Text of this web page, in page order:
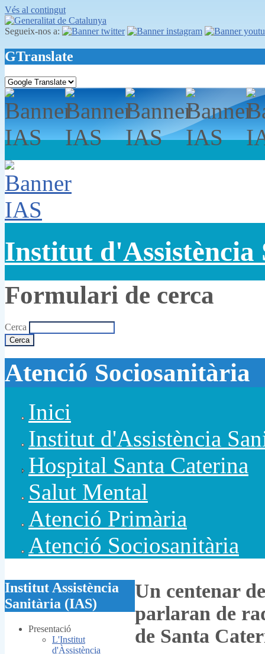
Vés al contingut
Segueix-nos a:
GTranslate
Institut d'Assistència
Formulari de cerca
Cerca
Atenció Sociosanitària
Inici
Institut d'Assistència
Hospital Santa Caterina
Salut Mental
Atenció Primària
Atenció Sociosanitària
Un centenar
parlaran de
de Santa
Institut Assistència
Sanitària (IAS)
Presentació
L'Institut
d'Àssistència